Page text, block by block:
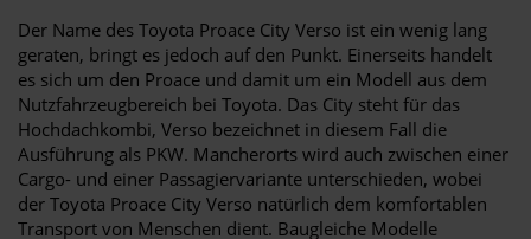
Der Name des Toyota Proace City Verso ist ein wenig lang
geraten, bringt es jedoch auf den Punkt. Einerseits handelt
es sich um den Proace und damit um ein Modell aus dem
Nutzfahrzeugbereich bei Toyota. Das City steht für das
Hochdachkombi, Verso bezeichnet in diesem Fall die
Ausführung als PKW. Mancherorts wird auch zwischen einer
Cargo- und einer Passagiervariante unterschieden, wobei
der Toyota Proace City Verso natürlich dem komfortablen
Transport von Menschen dient. Baugleiche Modelle